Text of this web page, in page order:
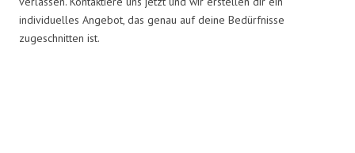
individuelles Angebot, das genau auf deine Bedürfnisse
zugeschnitten ist.